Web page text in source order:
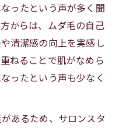
ったという声が多く聞
からは、ムダ毛の自己
清潔感の向上を実感し
ねることで肌がなめら
ったという声も少なく
あるため、サロンスタ